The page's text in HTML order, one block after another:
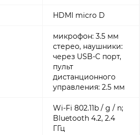
HDMI micro D
микрофон: 3.5 мм
стерео, наушники:
через USB-C порт,
пульт
дистанционного
управления: 2.5 мм
Wi-Fi 802.11b / g / n;
Bluetooth 4.2, 2.4
ГГц